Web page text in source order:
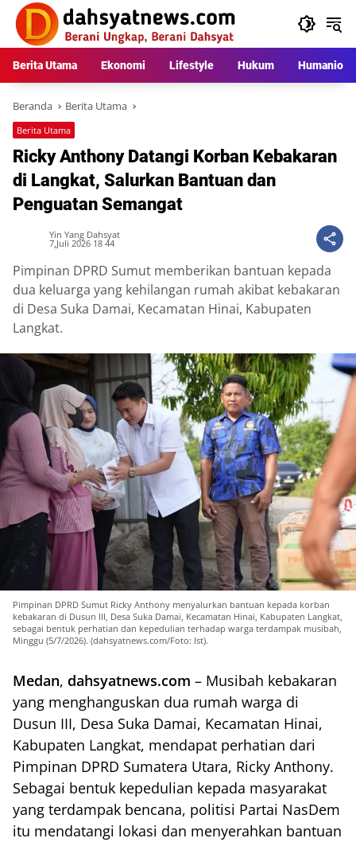
Langsung
konten
Berita Utama Ekonomi Lifestyle Hukum Humaniora
Beranda Berita Utama
Berita Utama
Ricky Anthony Datangi Korban Kebakaran
di Langkat, Salurkan Bantuan dan
Penguatan Semangat
Yin Yang Dahsyat
7,Juli 2026 18 44
Pimpinan DPRD Sumut memberikan bantuan kepada
dua keluarga yang kehilangan rumah akibat kebakaran
di Desa Suka Damai, Kecamatan Hinai, Kabupaten
Langkat.
Pimpinan DPRD Sumut Ricky Anthony menyalurkan bantuan kepada korban
kebakaran di Dusun III, Desa Suka Damai, Kecamatan Hinai, Kabupaten Langkat,
sebagai bentuk perhatian dan kepedulian terhadap warga terdampak musibah,
Minggu (5/7/2026). (dahsyatnews.com/Foto: Ist).
Medan, dahsyatnews.com – Musibah kebakaran
yang menghanguskan dua rumah warga di
Dusun III, Desa Suka Damai, Kecamatan Hinai,
Kabupaten Langkat, mendapat perhatian dari
Pimpinan DPRD Sumatera Utara, Ricky Anthony.
Sebagai bentuk kepedulian kepada masyarakat
yang terdampak bencana, politisi Partai NasDem
itu mendatangi lokasi dan menyerahkan bantuan